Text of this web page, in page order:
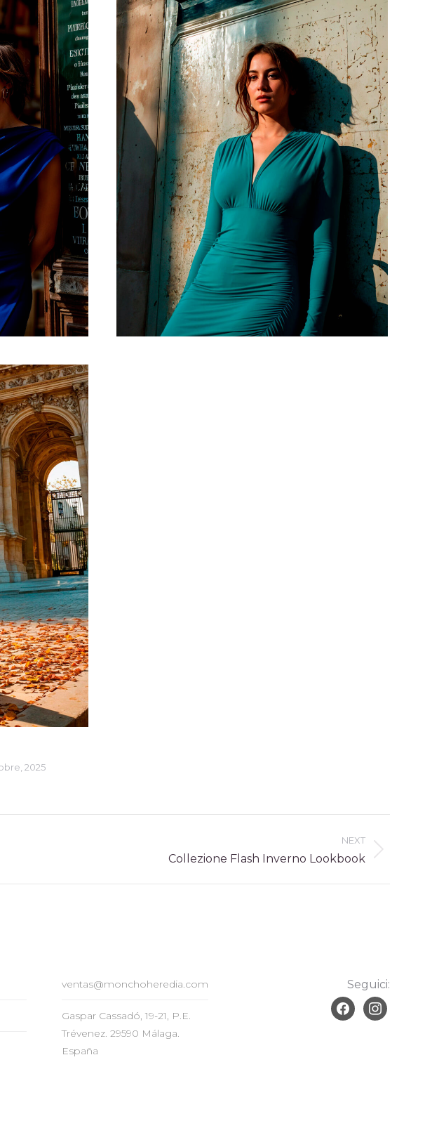
2025
NEXT
Collezione Flash Inverno Lookbook
ventas@monchoheredia.com
Gaspar Cassadó, 19-21, P.E.
Trévenez. 29590 Málaga.
España
Seguici:
facebookinstagram